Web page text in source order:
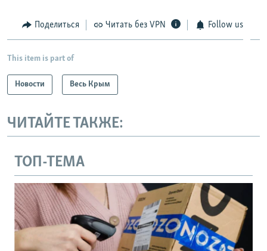
Поделиться Читать без VPN Follow us
This item is part of
Новости Весь Крым
ЧИТАЙТЕ ТАКЖЕ:
ТОП-ТЕМА